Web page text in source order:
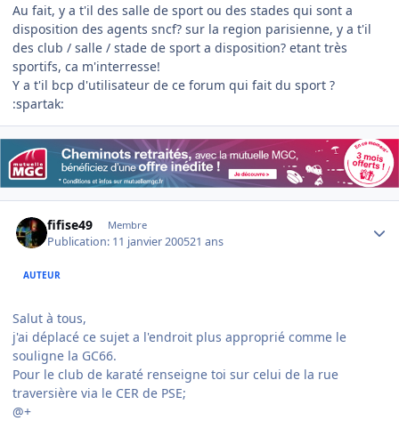
Au fait, y a t'il des salle de sport ou des stades qui sont a
disposition des agents sncf? sur la region parisienne, y a t'il
des club / salle / stade de sport a disposition? etant très
sportifs, ca m'interresse!
Y a t'il bcp d'utilisateur de ce forum qui fait du sport ?
:spartak:
fifise49 Membre
Publication: 11 janvier 200521 ans
AUTEUR
Salut à tous,
j'ai déplacé ce sujet a l'endroit plus approprié comme le
souligne la GC66.
Pour le club de karaté renseigne toi sur celui de la rue
traversière via le CER de PSE;
@+